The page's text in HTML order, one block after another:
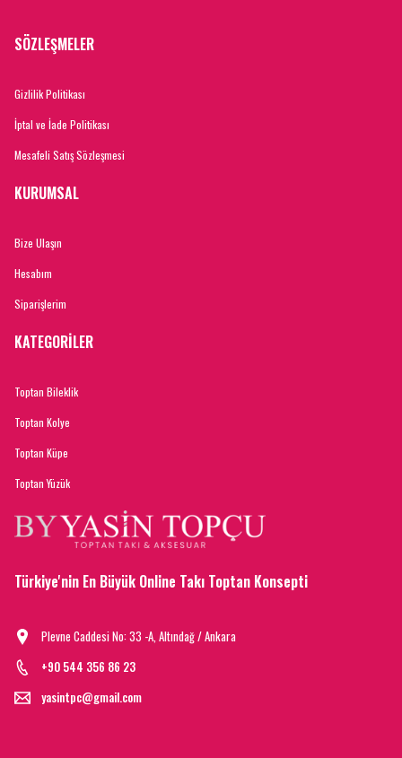
SÖZLEŞMELER
Gizlilik Politikası
İptal ve İade Politikası
Mesafeli Satış Sözleşmesi
KURUMSAL
Bize Ulaşın
Hesabım
Siparişlerim
KATEGORİLER
Toptan Bileklik
Toptan Kolye
Toptan Küpe
Toptan Yüzük
Türkiye'nin En Büyük Online Takı Toptan Konsepti
Plevne Caddesi No: 33 -A, Altındağ / Ankara
+90 544 356 86 23
yasintpc@gmail.com